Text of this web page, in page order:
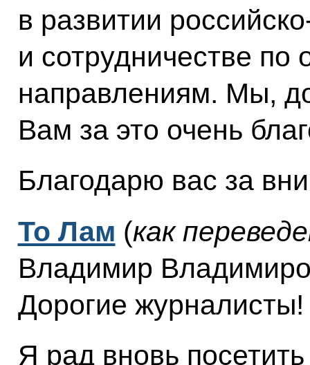
в развитии
и сотрудничестве по
направлениям. Мы,
Вам за это очень
Благодарю вас за
То Лам (как
Владимир
Дорогие журналисты!
Я рад вновь